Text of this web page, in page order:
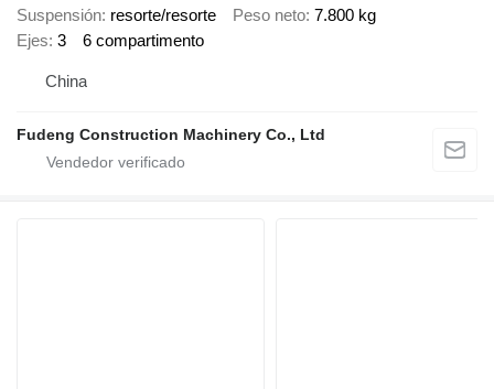
Suspensión resorte/resorte Peso neto 7.800 kg
Ejes 3 6 compartimento
China
Fudeng Construction Machinery Co., Ltd